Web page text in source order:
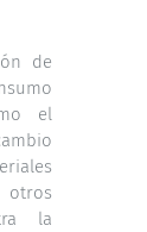
de
el
otros
la